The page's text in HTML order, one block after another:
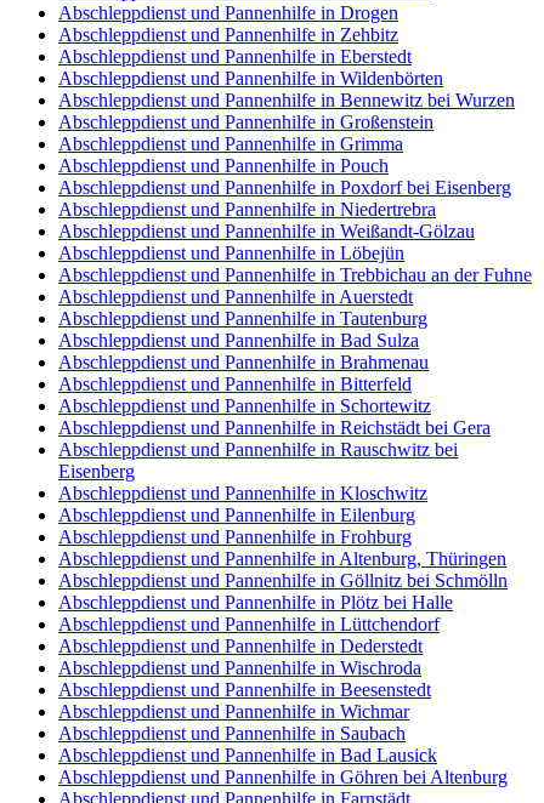
Abschleppdienst und Pannenhilfe in Drogen
Abschleppdienst und Pannenhilfe in Zehbitz
Abschleppdienst und Pannenhilfe in Eberstedt
Abschleppdienst und Pannenhilfe in Wildenbörten
Abschleppdienst und Pannenhilfe in Bennewitz bei Wurzen
Abschleppdienst und Pannenhilfe in Großenstein
Abschleppdienst und Pannenhilfe in Grimma
Abschleppdienst und Pannenhilfe in Pouch
Abschleppdienst und Pannenhilfe in Poxdorf bei Eisenberg
Abschleppdienst und Pannenhilfe in Niedertrebra
Abschleppdienst und Pannenhilfe in Weißandt-Gölzau
Abschleppdienst und Pannenhilfe in Löbejün
Abschleppdienst und Pannenhilfe in Trebbichau an der Fuhne
Abschleppdienst und Pannenhilfe in Auerstedt
Abschleppdienst und Pannenhilfe in Tautenburg
Abschleppdienst und Pannenhilfe in Bad Sulza
Abschleppdienst und Pannenhilfe in Brahmenau
Abschleppdienst und Pannenhilfe in Bitterfeld
Abschleppdienst und Pannenhilfe in Schortewitz
Abschleppdienst und Pannenhilfe in Reichstädt bei Gera
Abschleppdienst und Pannenhilfe in Rauschwitz bei
Eisenberg
Abschleppdienst und Pannenhilfe in Kloschwitz
Abschleppdienst und Pannenhilfe in Eilenburg
Abschleppdienst und Pannenhilfe in Frohburg
Abschleppdienst und Pannenhilfe in Altenburg, Thüringen
Abschleppdienst und Pannenhilfe in Göllnitz bei Schmölln
Abschleppdienst und Pannenhilfe in Plötz bei Halle
Abschleppdienst und Pannenhilfe in Lüttchendorf
Abschleppdienst und Pannenhilfe in Dederstedt
Abschleppdienst und Pannenhilfe in Wischroda
Abschleppdienst und Pannenhilfe in Beesenstedt
Abschleppdienst und Pannenhilfe in Wichmar
Abschleppdienst und Pannenhilfe in Saubach
Abschleppdienst und Pannenhilfe in Bad Lausick
Abschleppdienst und Pannenhilfe in Göhren bei Altenburg